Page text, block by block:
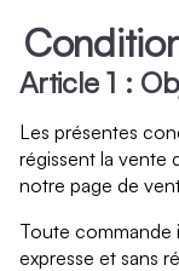
Article 1 :
Les présentes
régissent la vente
notre page de
Toute commande
expresse et sans